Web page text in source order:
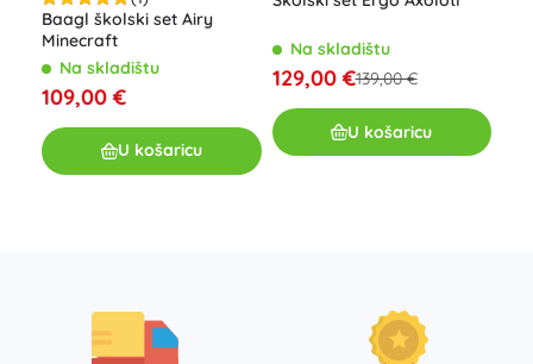
Baagl školski set Airy
Minecraft
Na skladištu
109,00 €
U košaricu
Na skladištu
129,00 €139,00 €
U košaricu